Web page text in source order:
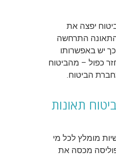
יפצה את
התרחשה
יש באפשרותו
כפול – מהביטוח
הביטוח.
תאונות
מומלץ לכל מי
מכסה את